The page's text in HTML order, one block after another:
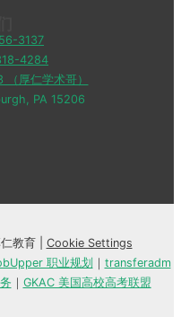
3137
4284
厚仁学术哥）
PA 15206
教育 | Cookie Settings
职业规划 ｜ transferadm
｜ GKAC 美国高校高考联盟